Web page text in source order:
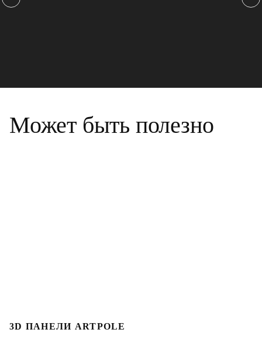
Может быть полезно
3D ПАНЕЛИ ARTPOLE